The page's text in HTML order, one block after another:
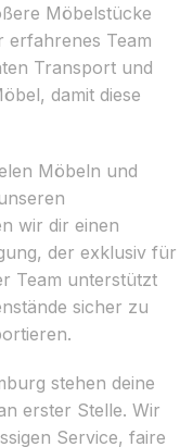
Möbelstücke
erfahrenes Team
Transport und
damit diese
Möbeln und
wir dir einen
der exklusiv für
Team unterstützt
sicher zu
stehen deine
erster Stelle. Wir
Service, faire